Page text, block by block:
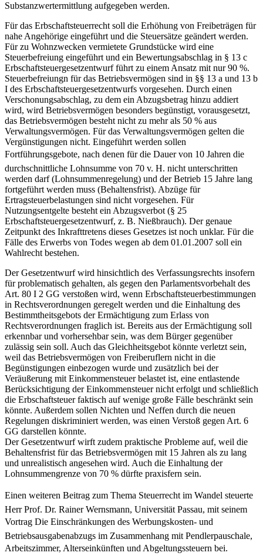
Substanzwertermittlung aufgegeben werden.
Für das Erbschaftsteuerrecht soll die Erhöhung von Freibeträgen für
nahe Angehörige eingeführt und die Steuersätze geändert werden.
Für zu Wohnzwecken vermietete Grundstücke wird eine
Steuerbefreiung eingeführt und ein Bewertungsabschlag in § 13 c
Erbschaftsteuergesetzentwurf führt zu einem Ansatz mit nur 90 %.
Steuerbefreiungn für das Betriebsvermögen sind in §§ 13 a und 13 b
I des Erbschaftsteuergesetzentwurfs vorgesehen. Durch einen
Verschonungsabschlag, zu dem ein Abzugsbetrag hinzu addiert
wird, wird Betriebsvermögen besonders begünstigt, vorausgesetzt,
das Betriebsvermögen besteht nicht zu mehr als 50 % aus
Verwaltungsvermögen. Für das Verwaltungsvermögen gelten die
Vergünstigungen nicht. Eingeführt werden sollen
Fortführungsgebote, nach denen für die Dauer von 10 Jahren die
durchschnittliche Lohnsumme von 70 v. H. nicht unterschritten
werden darf (Lohnsummenregelung) und der Betrieb 15 Jahre lang
fortgeführt werden muss (Behaltensfrist). Abzüge für
Ertragsteuerbelastungen sind nicht vorgesehen. Für
Nutzungsentgelte besteht ein Abzugsverbot (§ 25
Erbschaftsteuergesetzentwurf, z. B. Nießbrauch). Der genaue
Zeitpunkt des Inkrafttretens dieses Gesetzes ist noch unklar. Für die
Fälle des Erwerbs von Todes wegen ab dem 01.01.2007 soll ein
Wahlrecht bestehen.
Der Gesetzentwurf wird hinsichtlich des Verfassungsrechts insofern
für problematisch gehalten, als gegen den Parlamentsvorbehalt des
Art. 80 I 2 GG verstoßen wird, wenn Erbschaftsteuerbestimmungen
in Rechtsverordnungen geregelt werden und die Einhaltung des
Bestimmtheitsgebots der Ermächtigung zum Erlass von
Rechtsverordnungen fraglich ist. Bereits aus der Ermächtigung soll
erkennbar und vorhersehbar sein, was dem Bürger gegenüber
zulässig sein soll. Auch das Gleichheitsgebot könnte verletzt sein,
weil das Betriebsvermögen von Freiberuflern nicht in die
Begünstigungen einbezogen wurde und zusätzlich bei der
Veräußerung mit Einkommensteuer belastet ist, eine entlastende
Berücksichtigung der Einkommensteuer nicht erfolgt und schließlich
die Erbschaftsteuer faktisch auf wenige große Fälle beschränkt sein
könnte. Außerdem sollen Nichten und Neffen durch die neuen
Regelungen diskriminiert werden, was einen Verstoß gegen Art. 6
GG darstellen könnte.
Der Gesetzentwurf wirft zudem praktische Probleme auf, weil die
Behaltensfrist für das Betriebsvermögen mit 15 Jahren als zu lang
und unrealistisch angesehen wird. Auch die Einhaltung der
Lohnsummengrenze von 70 % dürfte praxisfern sein.
Einen weiteren Beitrag zum Thema Steuerrecht im Wandel steuerte
Herr Prof. Dr. Rainer Wernsmann, Universität Passau, mit seinem
Vortrag Die Einschränkungen des Werbungskosten- und
Betriebsausgabenabzugs im Zusammenhang mit Pendlerpauschale,
Arbeitszimmer, Alterseinkünften und Abgeltungssteuern bei.